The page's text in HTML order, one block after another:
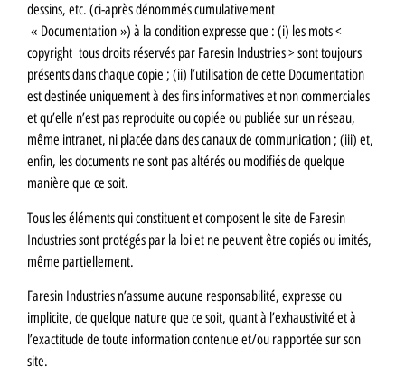
dessins, etc. (ci-après dénommés cumulativement
« Documentation ») à la condition expresse que : (i) les mots <
copyright tous droits réservés par Faresin Industries > sont toujours
présents dans chaque copie ; (ii) l’utilisation de cette Documentation
est destinée uniquement à des fins informatives et non commerciales
et qu’elle n’est pas reproduite ou copiée ou publiée sur un réseau,
même intranet, ni placée dans des canaux de communication ; (iii) et,
enfin, les documents ne sont pas altérés ou modifiés de quelque
manière que ce soit.
Tous les éléments qui constituent et composent le site de Faresin
Industries sont protégés par la loi et ne peuvent être copiés ou imités,
même partiellement.
Faresin Industries n’assume aucune responsabilité, expresse ou
implicite, de quelque nature que ce soit, quant à l’exhaustivité et à
l’exactitude de toute information contenue et/ou rapportée sur son
site.